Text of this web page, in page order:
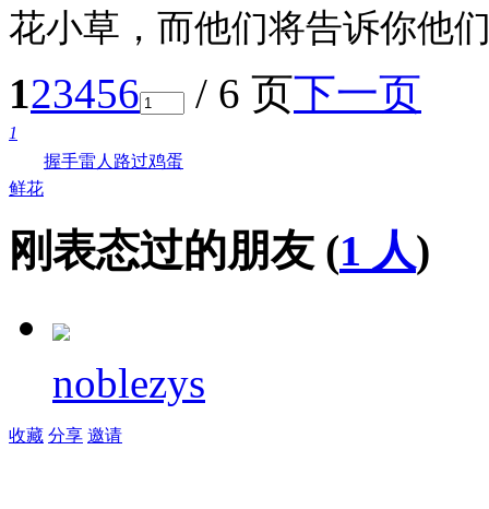
花小草，而他们将告诉你他
123456 / 6 页下一页
1
鲜花
握手雷人 路过鸡蛋
刚表态过的朋友 (1 人)
noblezys
收藏 分享 邀请